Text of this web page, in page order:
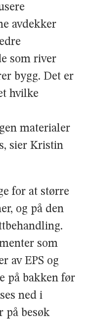
avdekker
som river
bygg. Det er
hvilke
materialer
sier Kristin
for at større
og på den
som
av EPS og
på bakken før
ned i
på besøk